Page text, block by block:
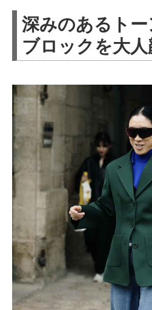
深みのあるト
ブロックを大人